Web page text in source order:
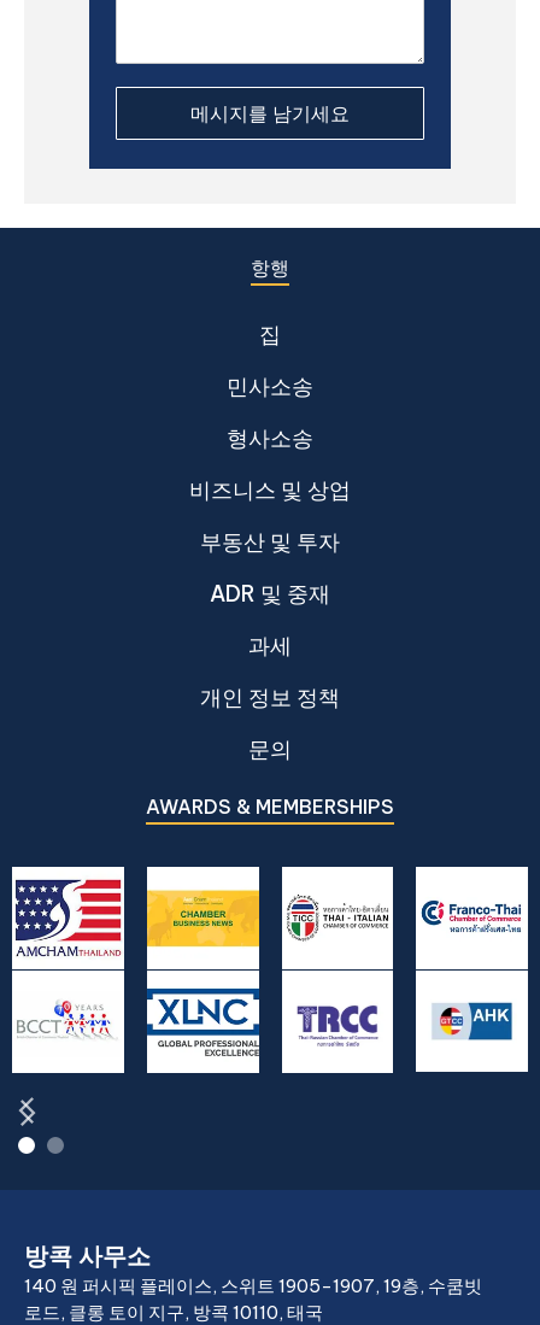
항행
집
민사소송
형사소송
비즈니스 및 상업
부동산 및 투자
ADR 및 중재
과세
개인 정보 정책
문의
AWARDS & MEMBERSHIPS
방콕 사무소
140 원 퍼시픽 플레이스, 스위트 1905-1907, 19층, 수쿰빗
로드, 클롱 토이 지구, 방콕 10110, 태국